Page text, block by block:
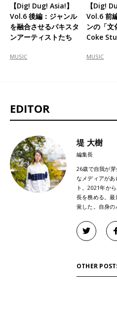
【Dig! Dug! Asia!】
Vol.6 後編：ジャンル
を融合させるパキスタ
ンアーティストたち
MUSIC
【Dig!
Vol.6 前
ンの「文
Coke
MUSIC
EDITOR
堤 大樹
編集長
26歳で自我が
なメディアがあ
ト。2021年か
長を務める。
覚した。自身
OTHER